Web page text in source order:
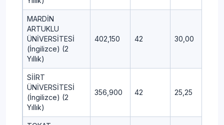
MARDİN
ARTUKLU
ÜNİVERSİTESİ
(İngilizce) (2
Yıllık)
402,150 42 30,00
SİİRT
ÜNİVERSİTESİ
(İngilizce) (2
Yıllık)
356,900 42 25,25